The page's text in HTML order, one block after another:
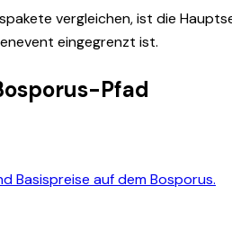
vergleichen, ist die
eingegrenzt ist.
Pfad
Basispreise auf dem Bosporus.